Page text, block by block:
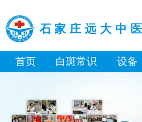
石家庄远大中
首页 白斑常识 设备